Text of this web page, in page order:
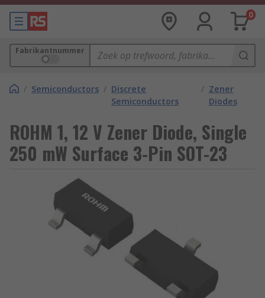
0
Fabrikantnummer
/ Semiconductors / Discrete
Semiconductors
/ Zener
Diodes
ROHM 1, 12 V Zener Diode, Single
250 mW Surface 3-Pin SOT-23